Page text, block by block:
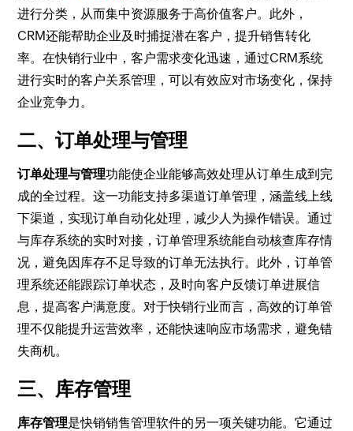
进行分类，从而集中资源服务于高价值客户。此外，
CRM还能帮助企业及时捕捉潜在客户，提升销售转化
率。在快销行业中，客户需求变化迅速，通过CRM系统
进行实时的客户关系管理，可以有效应对市场变化，保持
企业竞争力。
二、订单处理与管理
订单处理与管理功能使企业能够高效处理从订单生成到完
成的全过程。这一功能支持多渠道订单管理，涵盖线上线
下渠道，实现订单自动化处理，减少人为操作错误。通过
与库存系统的实时对接，订单管理系统能自动核查库存情
况，避免因库存不足导致的订单无法执行。此外，订单管
理系统还能跟踪订单状态，及时向客户反馈订单进展信
息，提高客户满意度。对于快销行业而言，高效的订单管
理不仅能提升运营效率，还能快速响应市场需求，避免错
失商机。
三、库存管理
库存管理是快销销售管理软件的另一项关键功能。它通过